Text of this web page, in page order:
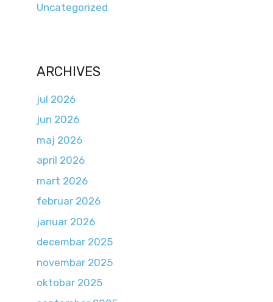
Uncategorized
ARCHIVES
jul 2026
jun 2026
maj 2026
april 2026
mart 2026
februar 2026
januar 2026
decembar 2025
novembar 2025
oktobar 2025